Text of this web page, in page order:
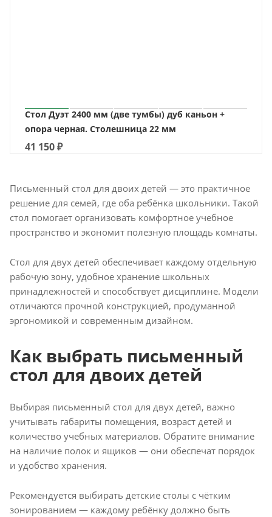
Стол Дуэт 2400 мм (две тумбы) дуб каньон +
опора черная. Столешница 22 мм
41 150₽
Письменный стол для двоих детей — это практичное
решение для семей, где оба ребёнка школьники. Такой
стол помогает организовать комфортное учебное
пространство и экономит полезную площадь комнаты.
Стол для двух детей обеспечивает каждому отдельную
рабочую зону, удобное хранение школьных
принадлежностей и способствует дисциплине. Модели
отличаются прочной конструкцией, продуманной
эргономикой и современным дизайном.
Как выбрать письменный
стол для двоих детей
Выбирая письменный стол для двух детей, важно
учитывать габариты помещения, возраст детей и
количество учебных материалов. Обратите внимание
на наличие полок и ящиков — они обеспечат порядок
и удобство хранения.
Рекомендуется выбирать детские столы с чётким
зонированием — каждому ребёнку должно быть